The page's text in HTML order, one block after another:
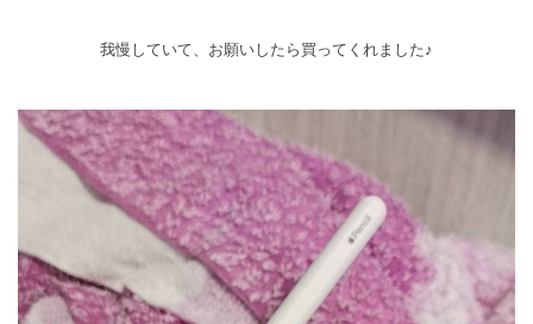
我慢していて、お願いしたら買ってくれました♪